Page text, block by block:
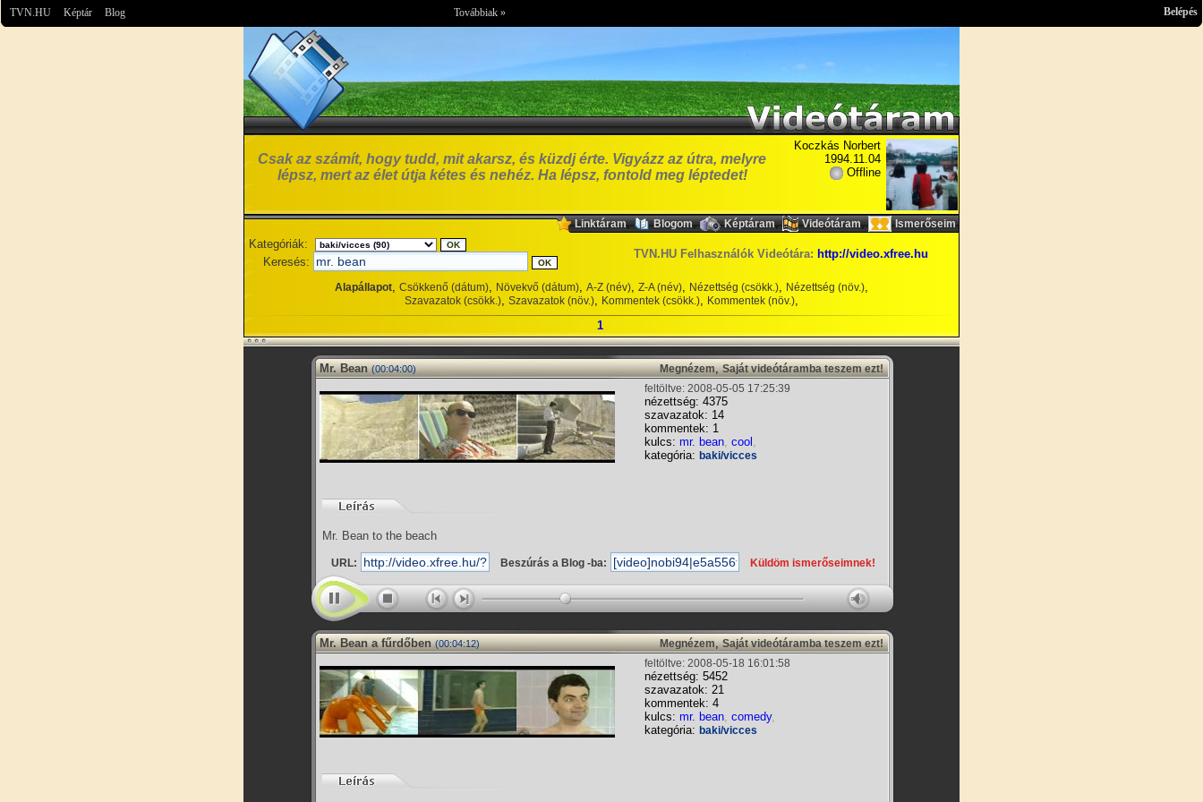
TVN.HU Képtár Blog Továbbiak » Belépés
Csak az számít, hogy tudd, mit akarsz, és küzdj érte. Vigyázz az útra, melyre
lépsz, mert az élet útja kétes és nehéz. Ha lépsz, fontold meg léptedet!
Koczkás Norbert
1994.11.04
Offline
Linktáram, Blogom, Képtáram, Videótáram, Ismerőseim
Kategóriák:
Keresés:
TVN.HU Felhasználók Videótára: http://video.xfree.hu
Alapállapot, Csökkenő (dátum), Növekvő (dátum), A-Z (név), Z-A (név), Nézettség (csökk.), Nézettség (növ.),
Szavazatok (csökk.), Szavazatok (növ.), Kommentek (csökk.), Kommentek (növ.),
1
Mr. Bean (00:04:00) Megnézem,Saját videótáramba teszem ezt!
feltöltve: 2008-05-05 17:25:39
nézettség: 4375
szavazatok: 14
kommentek: 1
kulcs: mr. bean, cool ,
kategória: baki/vicces
Mr. Bean to the beach
URL: Beszúrás a Blog -ba: Küldöm ismerőseimnek!
Mr. Bean a fűrdőben (00:04:12) Megnézem,Saját videótáramba teszem ezt!
feltöltve: 2008-05-18 16:01:58
nézettség: 5452
szavazatok: 21
kommentek: 4
kulcs: mr. bean, comedy,
kategória: baki/vicces